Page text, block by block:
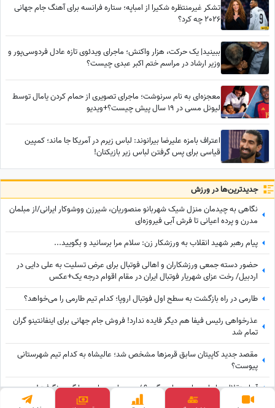
تشکر غیرمنتظره شکیرا از امباپه؛ ستاره فرانسه برای آهنگ جام جهانی
2026 چه کرد؟
ببینید| یک حرکت، هزار واکنش؛ ماجرای ویدئوی تازه عادل فردوسی‌پور و
وزیر ارشاد در مراسم ختم اکبر عبدی چیست؟
معجزه‌ای به نام سرنوشت؛ ماجرای تصویری از حمام کردن یامال توسط
لیونل مسی در 19 سال پیش چیست؟+ویدیو
اعتراف بامزه علیرضا بیرانوند: لباس زیرم در آمریکا جا ماند؛ کمپین
قیاسی برای پس گرفتن لباس‌ زیر بازیکنان!
جدید‌ترین‌ها در ورزش
نگاهی به چیدمان منزل شیک شهربانو منصوریان، شیرزن ووشوکار ایرانی/از مبلمان
مدرن و پرده اعیانی تا فرش آبی فیروزه‌ای
پیام رهبر شهید انقلاب به ورزشکار زن: سلام مرا برسانید و بگویید...
حضور دسته جمعی ورزشکاران و اهالی فوتبال برای عرض تسلیت به علی دایی در
اردبیل/ رخت عزای شهریار فوتبال ایران در مقام اقوام درجه یک+عکس
طارمی در راه بازگشت به سطح اول فوتبال اروپا؛ کدام تیم طارمی را می‌خواهد؟
عذرخواهی رئیس فیفا هم دیگر فایده ندارد! فروش جام جهانی برای اینفانتینو گران
تمام شد
مقصد جدید کاپیتان سابق قرمزها مشخص شد؛ عالیشاه به کدام تیم شهرستانی
پیوست؟
آهِ استقلالی‌ها دامن رامین را می‌گیرد؟ / پرسپولیس رامین را گردن نگرفت!